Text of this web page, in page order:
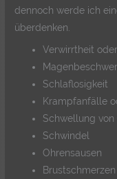
dennoch werde ich
überdenken.
Verwirrtheit
Schlaflosigkeit
Krampfanfälle
Schwellung von
Schwindel
Ohrensausen